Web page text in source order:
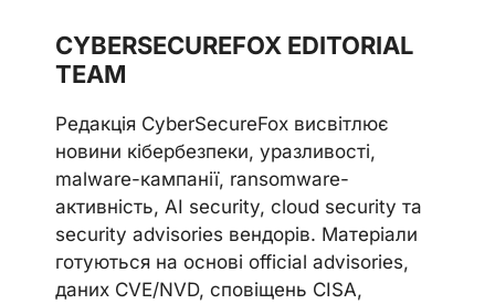
CYBERSECUREFOX EDITORIAL
TEAM
Редакція CyberSecureFox висвітлює
новини кібербезпеки, уразливості,
malware-кампанії, ransomware-
активність, AI security, cloud security та
security advisories вендорів. Матеріали
готуються на основі official advisories,
даних CVE/NVD, сповіщень CISA,